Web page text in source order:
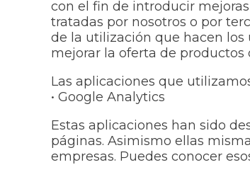
con el fin de introducir
tratadas por nosotros o por
de la utilización que hacen los
mejorar la oferta de productos
Las aplicaciones que
• Google Analytics
Estas aplicaciones han sido
páginas. Asimismo ellas
empresas. Puedes conocer